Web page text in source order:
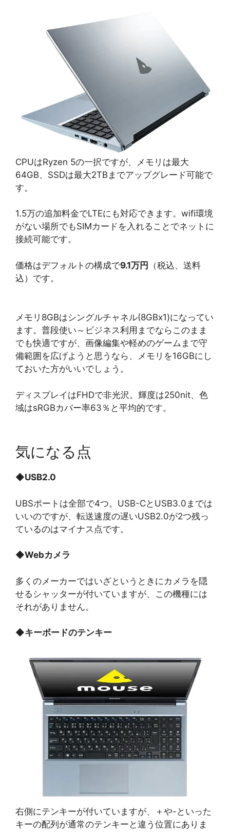
CPUはRyzen 5の一択ですが、メモリは最大
64GB、SSDは最大2TBまでアップグレード可能で
す。
1.5万の追加料金でLTEにも対応できます。wifi環境
がない場所でもSIMカードを入れることでネットに
接続可能です。
価格はデフォルトの構成で9.1万円 （税込、送料
込）です。
メモリ8GBはシングルチャネル(8GBx1)になってい
ます。普段使い～ビジネス利用までならこのまま
でも快適ですが、画像編集や軽めのゲームまで守
備範囲を広げようと思うなら、メモリを16GBにし
ておいた方がいいでしょう。
ディスプレイはFHDで非光沢。輝度は250nit、色
域はsRGBカバー率63％と平均的です。
気になる点
◆USB2.0
UBSポートは全部で4つ。USB-CとUSB3.0までは
いいのですが、転送速度の遅いUSB2.0が2つ残っ
ているのはマイナス点です。
◆Webカメラ
多くのメーカーではいざというときにカメラを隠
せるシャッターが付いていますが、この機種には
それがありません。
◆キーボードのテンキー
右側にテンキーが付いていますが、＋や-といった
キーの配列が通常のテンキーと違う位置にありま